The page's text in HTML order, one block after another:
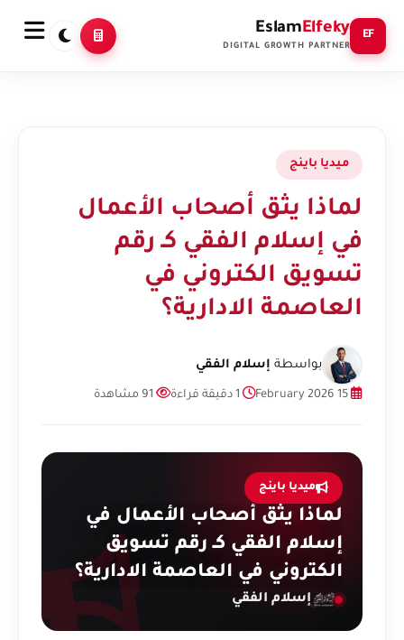
EF
EslamElfeky
DIGITAL GROWTH PARTNER
ميديا باينج
لماذا يثق أصحاب الأعمال
في إسلام الفقي كـ رقم
تسويق الكتروني في
العاصمة الادارية؟
بواسطة إسلام الفقي
ميديا باينج
لماذا يثق أصحاب الأعمال في
إسلام الفقي كـ رقم تسويق
الكتروني في العاصمة الادارية؟
إسلام الفقي